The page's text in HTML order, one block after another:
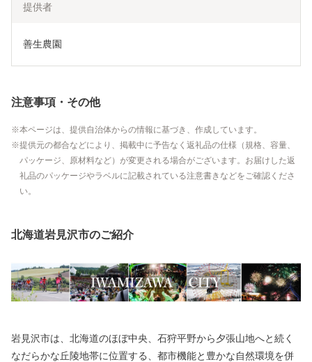
提供者
善生農園
注意事項・その他
本ページは、提供自治体からの情報に基づき、作成しています。
提供元の都合などにより、掲載中に予告なく返礼品の仕様（規格、容量、
パッケージ、原材料など）が変更される場合がございます。お届けした返
礼品のパッケージやラベルに記載されている注意書きなどをご確認くださ
い。
北海道岩見沢市のご紹介
岩見沢市は、北海道のほぼ中央、石狩平野から夕張山地へと続く
なだらかな丘陵地帯に位置する、都市機能と豊かな自然環境を併